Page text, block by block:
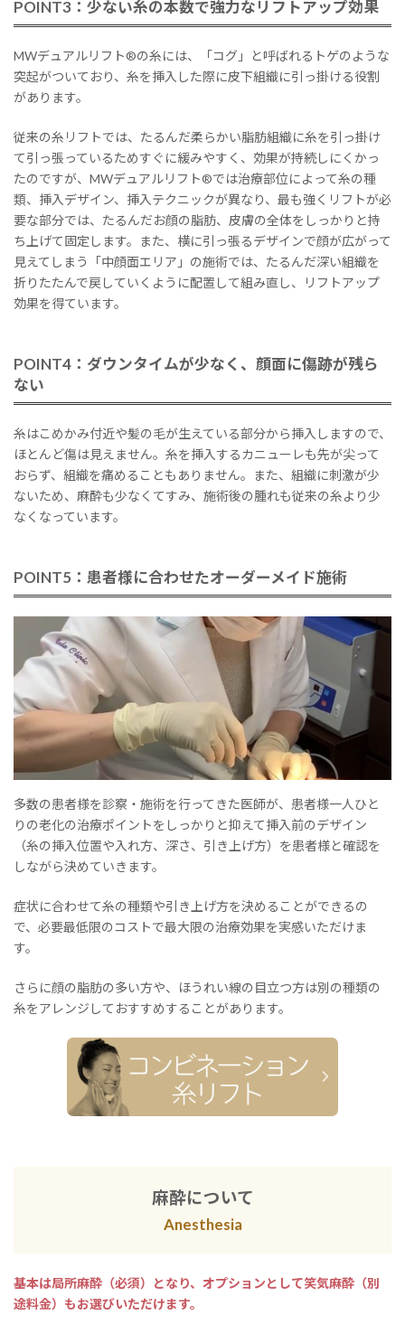
POINT3：少ない糸の本数で強力なリフトアップ効果
MWデュアルリフト®の糸には、「コグ」と呼ばれるトゲのような
突起がついており、糸を挿入した際に皮下組織に引っ掛ける役割
があります。
従来の糸リフトでは、たるんだ柔らかい脂肪組織に糸を引っ掛け
て引っ張っているためすぐに緩みやすく、効果が持続しにくかっ
たのですが、MWデュアルリフト®では治療部位によって糸の種
類、挿入デザイン、挿入テクニックが異なり、最も強くリフトが必
要な部分では、たるんだお顔の脂肪、皮膚の全体をしっかりと持
ち上げて固定します。また、横に引っ張るデザインで顔が広がって
見えてしまう「中顔面エリア」の施術では、たるんだ深い組織を
折りたたんで戻していくように配置して組み直し、リフトアップ
効果を得ています。
POINT4：ダウンタイムが少なく、顔面に傷跡が残ら
ない
糸はこめかみ付近や髪の毛が生えている部分から挿入しますので、
ほとんど傷は見えません。糸を挿入するカニューレも先が尖って
おらず、組織を痛めることもありません。また、組織に刺激が少
ないため、麻酔も少なくてすみ、施術後の腫れも従来の糸より少
なくなっています。
POINT5：患者様に合わせたオーダーメイド施術
多数の患者様を診察・施術を行ってきた医師が、患者様一人ひと
りの老化の治療ポイントをしっかりと抑えて挿入前のデザイン
（糸の挿入位置や入れ方、深さ、引き上げ方）を患者様と確認を
しながら決めていきます。
症状に合わせて糸の種類や引き上げ方を決めることができるの
で、必要最低限のコストで最大限の治療効果を実感いただけま
す。
さらに顔の脂肪の多い方や、ほうれい線の目立つ方は別の種類の
糸をアレンジしておすすめすることがあります。
麻酔について
Anesthesia
基本は局所麻酔（必須）となり、オプションとして笑気麻酔（別
途料金）もお選びいただけます。